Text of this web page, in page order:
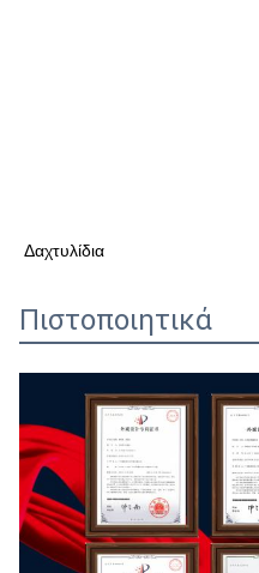
Δαχτυλίδια
Πιστοποιητικά